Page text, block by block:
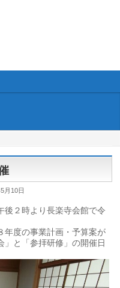
月10日
後２時より長楽寺会館で令
年度の事業計画・予算案が
」と「参拝研修」の開催日